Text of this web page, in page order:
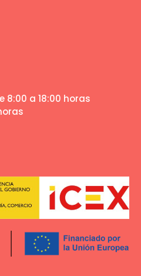
8:00 a 18:00 horas